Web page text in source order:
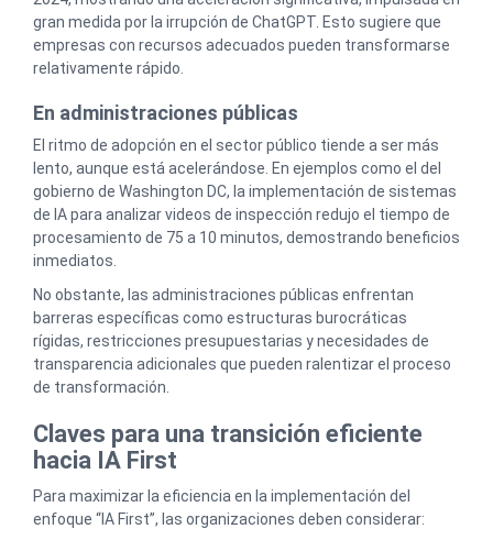
gran medida por la irrupción de ChatGPT. Esto sugiere que
empresas con recursos adecuados pueden transformarse
relativamente rápido.
En administraciones públicas
El ritmo de adopción en el sector público tiende a ser más
lento, aunque está acelerándose. En ejemplos como el del
gobierno de Washington DC, la implementación de sistemas
de IA para analizar videos de inspección redujo el tiempo de
procesamiento de 75 a 10 minutos, demostrando beneficios
inmediatos.
No obstante, las administraciones públicas enfrentan
barreras específicas como estructuras burocráticas
rígidas, restricciones presupuestarias y necesidades de
transparencia adicionales que pueden ralentizar el proceso
de transformación.
Claves para una transición eficiente
hacia IA First
Para maximizar la eficiencia en la implementación del
enfoque “IA First”, las organizaciones deben considerar: